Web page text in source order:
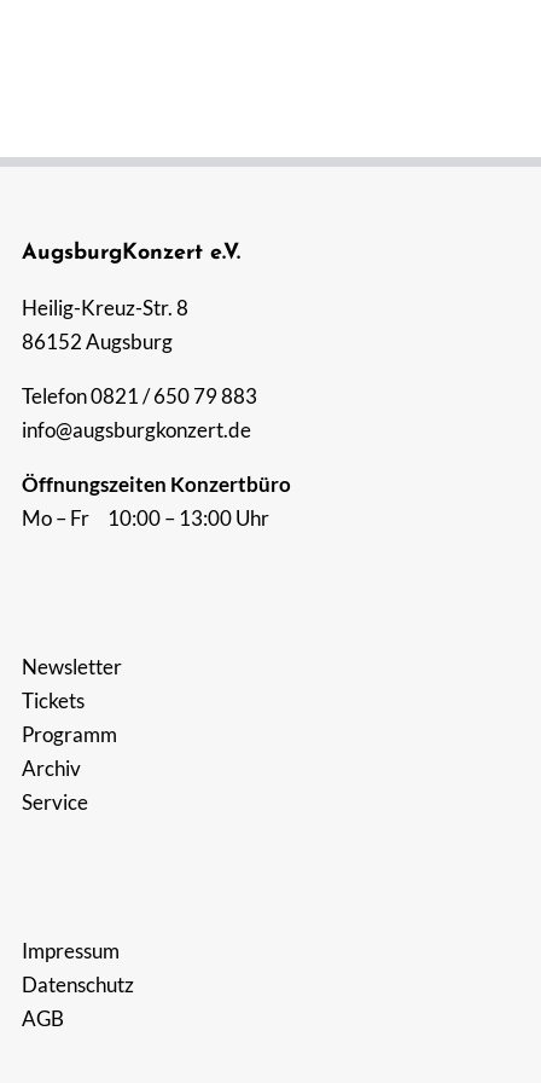
AugsburgKonzert e.V.
Heilig-Kreuz-Str. 8
86152 Augsburg
Telefon 0821 / 650 79 883
info@augsburgkonzert.de
Öffnungszeiten Konzertbüro
Mo – Fr 10:00 – 13:00 Uhr
Newsletter
Tickets
Programm
Archiv
Service
Impressum
Datenschutz
AGB